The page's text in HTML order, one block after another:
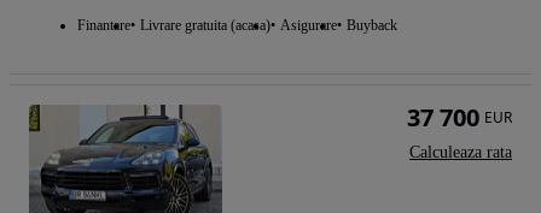
Finantare Livrare gratuita (acasa) Asigurare Buyback
37 700 EUR
Calculeaza rata